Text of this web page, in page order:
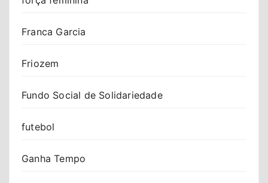
Franca Garcia
Friozem
Fundo Social de Solidariedade
futebol
Ganha Tempo